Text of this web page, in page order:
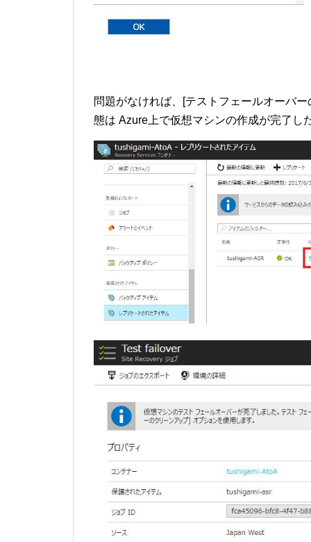
問題がなければ、[テストフェールオーバ
態は Azure上で仮想マシンの作成が完了し